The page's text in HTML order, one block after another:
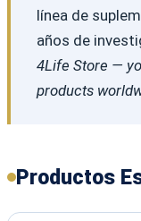
línea de
años de
4Life Store —
products
Productos